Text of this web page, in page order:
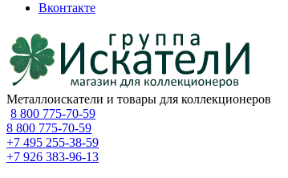
Вконтакте
Металлоискатели и товары для коллекционеров
8 800 775-70-59
8 800 775-70-59
+7 495 255-38-59
+7 926 383-96-13